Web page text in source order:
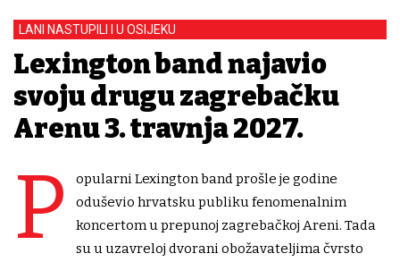
LANI NASTUPILI I U OSIJEKU
Lexington band najavio
svoju drugu zagrebačku
Arenu 3. travnja 2027.
P
opularni Lexington band prošle je godine
oduševio hrvatsku publiku fenomenalnim
koncertom u prepunoj zagrebačkoj Areni. Tada
su u uzavreloj dvorani obožavateljima čvrsto